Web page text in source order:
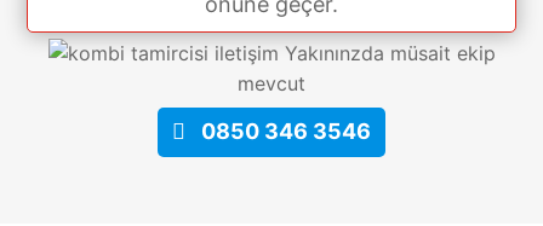
Yakınınzda müsait ekip
mevcut
0850 346 3546